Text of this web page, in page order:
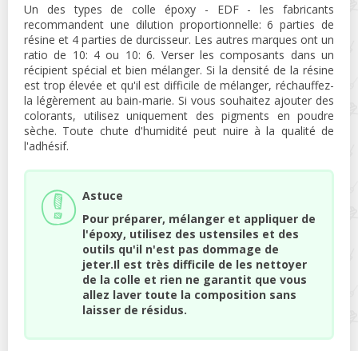
Un des types de colle époxy - EDF - les fabricants
recommandent une dilution proportionnelle: 6 parties de
résine et 4 parties de durcisseur. Les autres marques ont un
ratio de 10: 4 ou 10: 6. Verser les composants dans un
récipient spécial et bien mélanger. Si la densité de la résine
est trop élevée et qu'il est difficile de mélanger, réchauffez-
la légèrement au bain-marie. Si vous souhaitez ajouter des
colorants, utilisez uniquement des pigments en poudre
sèche. Toute chute d'humidité peut nuire à la qualité de
l'adhésif.
Astuce
Pour préparer, mélanger et appliquer de
l'époxy, utilisez des ustensiles et des
outils qu'il n'est pas dommage de
jeter.Il est très difficile de les nettoyer
de la colle et rien ne garantit que vous
allez laver toute la composition sans
laisser de résidus.